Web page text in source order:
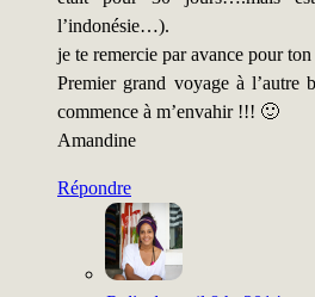
l’indonésie…).
je te remercie par avance pour ton
Premier grand voyage à
commence à m’envahir !!! 🙂
Amandine
Répondre